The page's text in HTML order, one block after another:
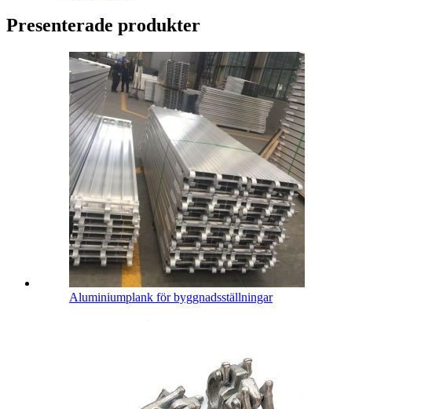
Presenterade produkter
Aluminiumplank för byggnadsställningar